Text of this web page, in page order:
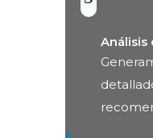
Análisis